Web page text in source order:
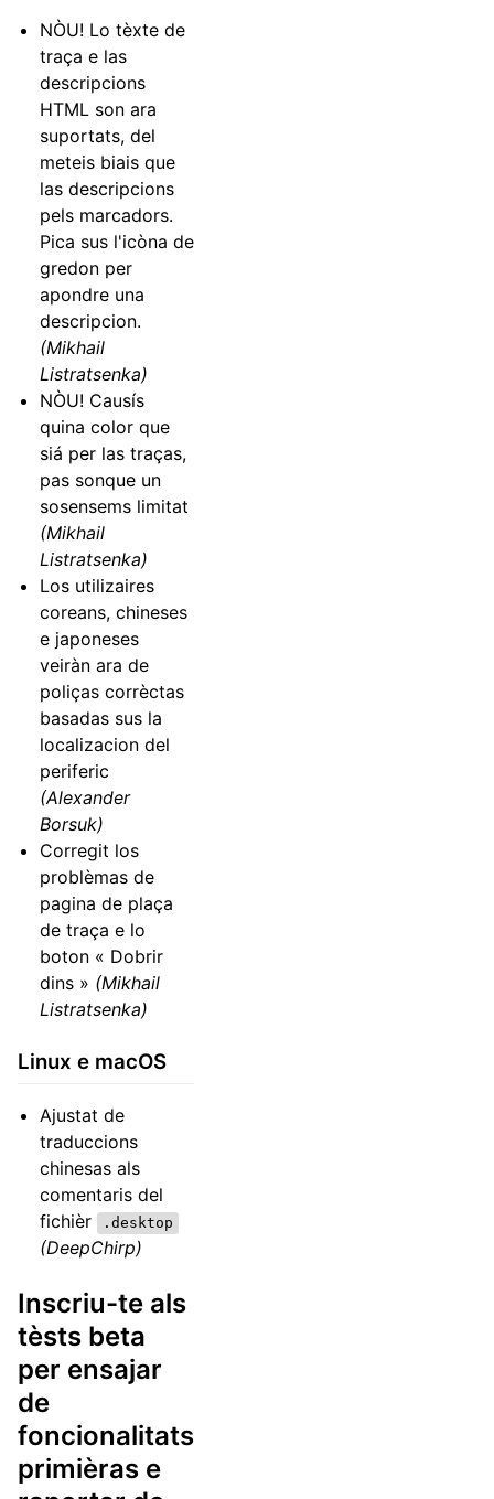
NÒU! Lo tèxte de
traça e las
descripcions
HTML son ara
suportats, del
meteis biais que
las descripcions
pels marcadors.
Pica sus l'icòna de
gredon per
apondre una
descripcion.
(Mikhail
Listratsenka)
NÒU! Causís
quina color que
siá per las traças,
pas sonque un
sosensems limitat
(Mikhail
Listratsenka)
Los utilizaires
coreans, chineses
e japoneses
veiràn ara de
poliças corrèctas
basadas sus la
localizacion del
periferic
(Alexander
Borsuk)
Corregit los
problèmas de
pagina de plaça
de traça e lo
boton « Dobrir
dins » (Mikhail
Listratsenka)
Linux e macOS
Ajustat de
traduccions
chinesas als
comentaris del
fichièr
.desktop
(DeepChirp)
Inscriu-te als
tèsts beta
per ensajar
de
foncionalitats
primièras e